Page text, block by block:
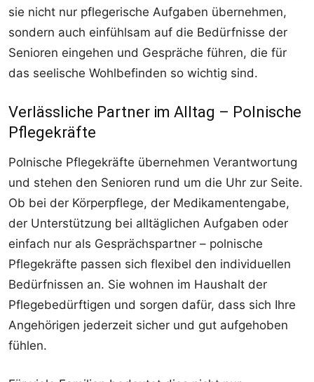
sie nicht nur pflegerische Aufgaben übernehmen,
sondern auch einfühlsam auf die Bedürfnisse der
Senioren eingehen und Gespräche führen, die für
das seelische Wohlbefinden so wichtig sind.
Verlässliche Partner im Alltag – Polnische
Pflegekräfte
Polnische Pflegekräfte übernehmen Verantwortung
und stehen den Senioren rund um die Uhr zur Seite.
Ob bei der Körperpflege, der Medikamentengabe,
der Unterstützung bei alltäglichen Aufgaben oder
einfach nur als Gesprächspartner – polnische
Pflegekräfte passen sich flexibel den individuellen
Bedürfnissen an. Sie wohnen im Haushalt der
Pflegebedürftigen und sorgen dafür, dass sich Ihre
Angehörigen jederzeit sicher und gut aufgehoben
fühlen.